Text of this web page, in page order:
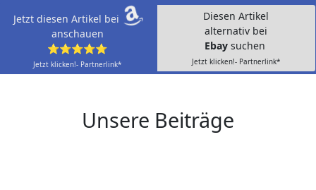
Jetzt diesen Artikel bei
anschauen
⭐⭐⭐⭐⭐
Jetzt klicken!- Partnerlink*
Diesen Artikel
alternativ bei
Ebay suchen
Jetzt klicken!- Partnerlink*
Unsere Beiträge